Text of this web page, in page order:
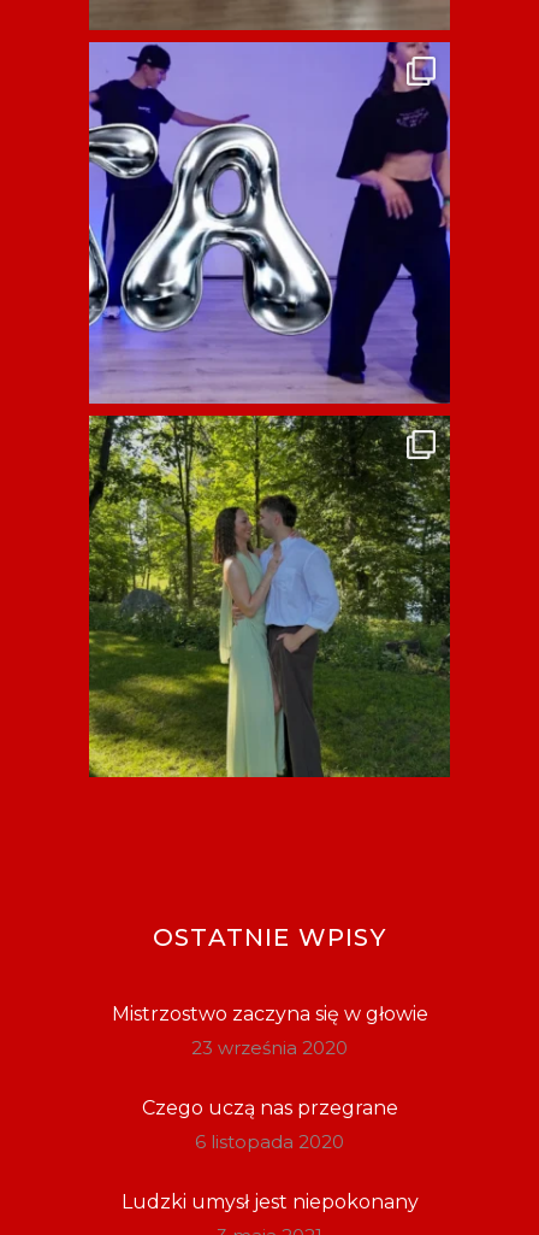
OSTATNIE WPISY
Mistrzostwo zaczyna się w głowie
23 września 2020
Czego uczą nas przegrane
6 listopada 2020
Ludzki umysł jest niepokonany